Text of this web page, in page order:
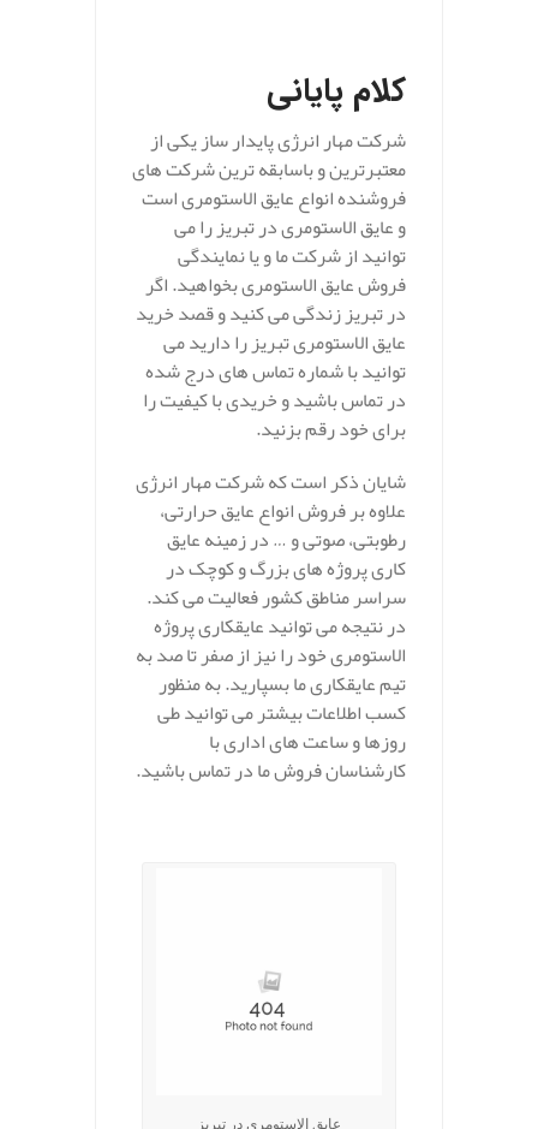
کلام پایانی
شرکت مهار انرژی پایدار ساز یکی از
معتبرترین و باسابقه ترین شرکت های
فروشنده انواع عایق الاستومری است
و عایق الاستومری در تبریز را می
توانید از شرکت ما و یا نمایندگی
فروش عایق الاستومری بخواهید. اگر
در تبریز زندگی می کنید و قصد خرید
عایق الاستومری تبریز را دارید می
توانید با شماره تماس های درج شده
در تماس باشید و خریدی با کیفیت را
برای خود رقم بزنید.
شایان ذکر است که شرکت مهار انرژی
علاوه بر فروش انواع عایق حرارتی،
رطوبتی، صوتی و … در زمینه عایق
کاری پروژه های بزرگ و کوچک در
سراسر مناطق کشور فعالیت می کند.
در نتیجه می توانید عایقکاری پروژه
الاستومری خود را نیز از صفر تا صد به
تیم عایقکاری ما بسپارید. به منظور
کسب اطلاعات بیشتر می توانید طی
روزها و ساعت های اداری با
کارشناسان فروش ما در تماس باشید.
عایق الاستومری در تبریز